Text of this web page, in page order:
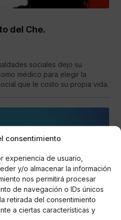
consentimiento
experiencia de usuario,
y/o almacenar la información
nos permitirá procesar
de navegación o IDs únicos
retirada del consentimiento
a ciertas características y
del Che.
sociales dejo su
médico para elegir la
que le costo su propia vida.